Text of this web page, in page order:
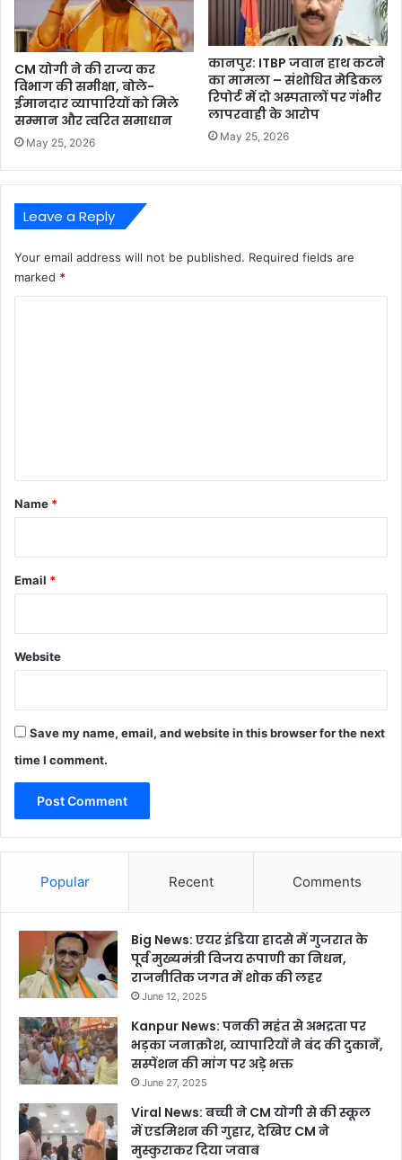
CM योगी ने की राज्य कर
विभाग की समीक्षा, बोले-
ईमानदार व्यापारियों को मिले
सम्मान और त्वरित समाधान
May 25, 2026
कानपुर: ITBP जवान हाथ कटने
का मामला – संशोधित मेडिकल
रिपोर्ट में दो अस्पतालों पर गंभीर
लापरवाही के आरोप
May 25, 2026
Leave a Reply
Your email address will not be published. Required fields are
marked *
*
Name *
Email *
Website
Save my name, email, and website in this browser for the next
time I comment.
Popular Recent Comments
Big News: एयर इंडिया हादसे में गुजरात के
पूर्व मुख्यमंत्री विजय रूपाणी का निधन,
राजनीतिक जगत में शोक की लहर
June 12, 2025
Kanpur News: पनकी महंत से अभद्रता पर
भड़का जनाक्रोश, व्यापारियों ने बंद की दुकानें,
सस्पेंशन की मांग पर अड़े भक्त
June 27, 2025
Viral News: बच्ची ने CM योगी से की स्कूल
में एडमिशन की गुहार, देखिए CM ने
मुस्कुराकर दिया जवाब